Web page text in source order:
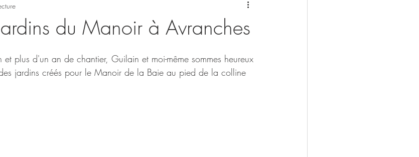
du Manoir à Avranches
plus d'un an de chantier, Guilain et moi-même sommes heureux
jardins créés pour le Manoir de la Baie au pied de la colline